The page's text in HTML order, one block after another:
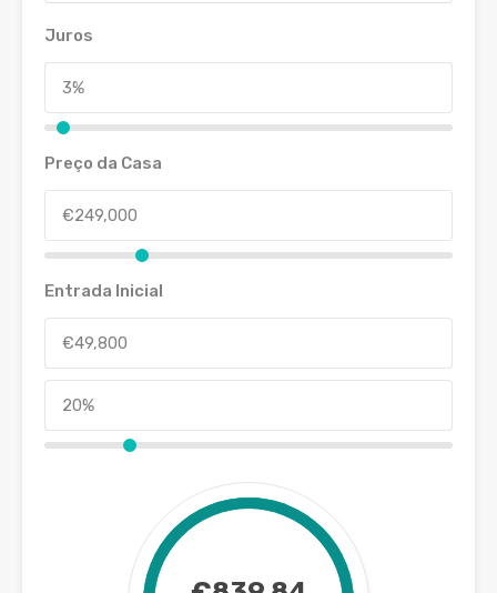
Juros
Preço da Casa
Entrada Inicial